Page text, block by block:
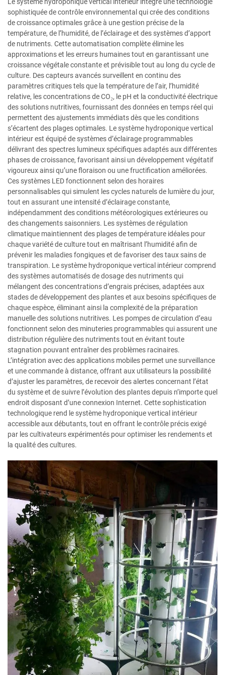
sophistiquée de contrôle environnemental qui crée des conditions
de croissance optimales grâce à une gestion précise de la
température, de l’humidité, de l’éclairage et des systèmes d’apport
de nutriments. Cette automatisation complète élimine les
approximations et les erreurs humaines tout en garantissant une
croissance végétale constante et prévisible tout au long du cycle de
culture. Des capteurs avancés surveillent en continu des
paramètres critiques tels que la température de l’air, l’humidité
relative, les concentrations de CO₂, le pH et la conductivité électrique
des solutions nutritives, fournissant des données en temps réel qui
permettent des ajustements immédiats dès que les conditions
s’écartent des plages optimales. Le système hydroponique vertical
intérieur est équipé de systèmes d’éclairage programmables
délivrant des spectres lumineux spécifiques adaptés aux différentes
phases de croissance, favorisant ainsi un développement végétatif
vigoureux ainsi qu’une floraison ou une fructification améliorées.
Ces systèmes LED fonctionnent selon des horaires
personnalisables qui simulent les cycles naturels de lumière du jour,
tout en assurant une intensité d’éclairage constante,
indépendamment des conditions météorologiques extérieures ou
des changements saisonniers. Les systèmes de régulation
climatique maintiennent des plages de température idéales pour
chaque variété de culture tout en maîtrisant l’humidité afin de
prévenir les maladies fongiques et de favoriser des taux sains de
transpiration. Le système hydroponique vertical intérieur comprend
des systèmes automatisés de dosage des nutriments qui
mélangent des concentrations d’engrais précises, adaptées aux
stades de développement des plantes et aux besoins spécifiques de
chaque espèce, éliminant ainsi la complexité de la préparation
manuelle des solutions nutritives. Les pompes de circulation d’eau
fonctionnent selon des minuteries programmables qui assurent une
distribution régulière des nutriments tout en évitant toute
stagnation pouvant entraîner des problèmes racinaires.
L’intégration avec des applications mobiles permet une surveillance
et une commande à distance, offrant aux utilisateurs la possibilité
d’ajuster les paramètres, de recevoir des alertes concernant l’état
du système et de suivre l’évolution des plantes depuis n’importe quel
endroit disposant d’une connexion Internet. Cette sophistication
technologique rend le système hydroponique vertical intérieur
accessible aux débutants, tout en offrant le contrôle précis exigé
par les cultivateurs expérimentés pour optimiser les rendements et
la qualité des cultures.